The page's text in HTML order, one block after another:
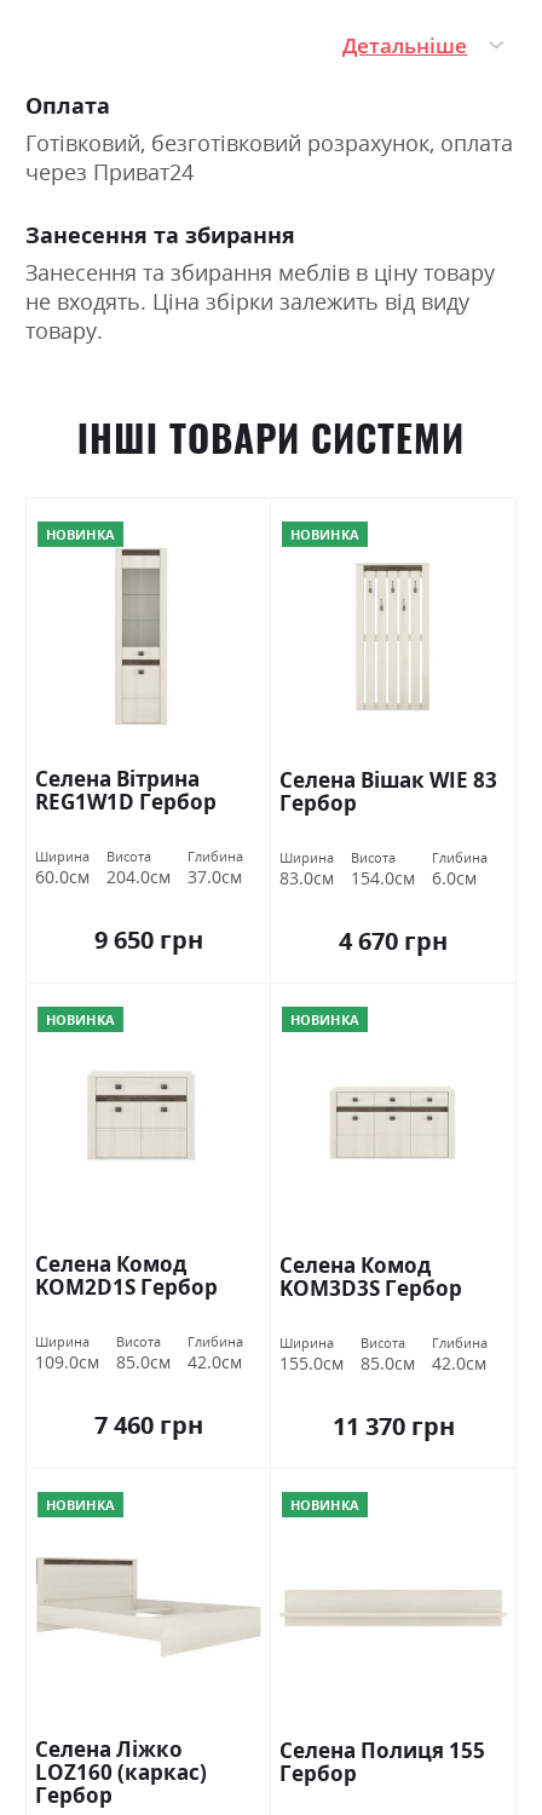
Детальніше
Оплата
Готівковий, безготівковий розрахунок, оплата
через Приват24
Занесення та збирання
Занесення та збирання меблів в ціну товару
не входять. Ціна збірки залежить від виду
товару.
ІНШІ ТОВАРИ СИСТЕМИ
НОВИНКА
Селена Вітрина
REG1W1D Гербор
Ширина
60.0см
Висота
204.0см
Глибина
37.0см
9 650 грн
НОВИНКА
Селена Вішак WIE 83
Гербор
Ширина
83.0см
Висота
154.0см
Глибина
6.0см
4 670 грн
НОВИНКА
Селена Комод
KOM2D1S Гербор
Ширина
109.0см
Висота
85.0см
Глибина
42.0см
7 460 грн
НОВИНКА
Селена Комод
KOM3D3S Гербор
Ширина
155.0см
Висота
85.0см
Глибина
42.0см
11 370 грн
НОВИНКА
Селена Ліжко
LOZ160 (каркас)
Гербор
НОВИНКА
Селена Полиця 155
Гербор